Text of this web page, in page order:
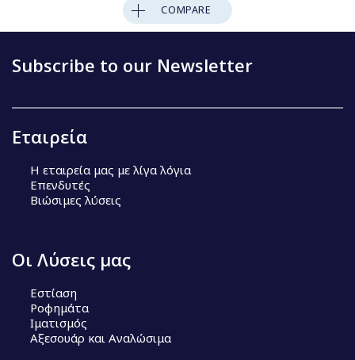
COMPARE
Subscribe to our Newsletter
Εταιρεία
Η εταιρεία μας με λίγα λόγια
Επενδυτές
Βιώσιμες λύσεις
Οι Λύσεις μας
Εστίαση
Ροφημάτα
Ιματισμός
Αξεσουάρ και Αναλώσιμα